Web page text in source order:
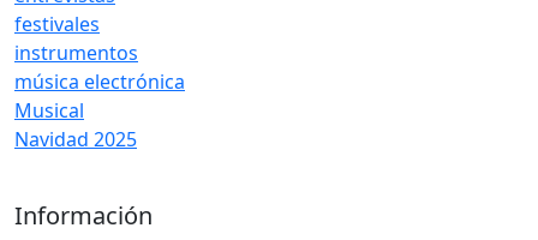
festivales
instrumentos
música electrónica
Musical
Navidad 2025
Información